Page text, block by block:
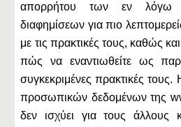
απορρήτου των εν λόγω
διαφημίσεων για πιο
με τις πρακτικές τους, καθώς
πώς να εναντιωθείτε ως
συγκεκριμένες πρακτικές τους.
προσωπικών δεδομένων της
δεν ισχύει για τους άλλους